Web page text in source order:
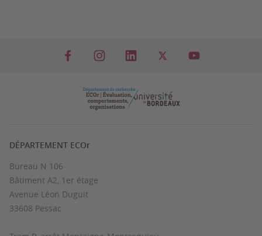
DÉPARTEMENT ECOr
Bureau N 106
Bâtiment A2, 1er étage
Avenue Léon Duguit
33608 Pessac